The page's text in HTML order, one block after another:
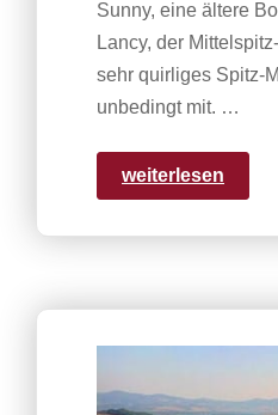
Sunny, eine ältere
Lancy, der
sehr quirliges Spitz-
unbedingt mit. …
weiterlesen